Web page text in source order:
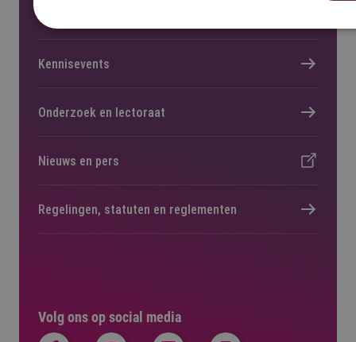
Volg ons op social media
Kennisevents
Onderzoek en lectoraat
Nieuws en pers
Regelingen, statuten en reglementen